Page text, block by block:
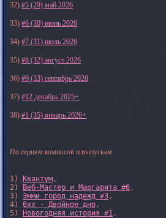
32) #5 (29) май 2026
33) #6 (30) июнь 2026
34) #7 (31) июль 2026
35) #8 (32) август 2026
36) #9 (33) сентябрь 2026
37) #12 декабрь 2025+
38) #1 (35) январь 2026+
По сериям комиксов и выпускам
1) Квантум,
2)
Веб-Мастер и Маргарита #6,
3) Эмми город надежд #3,
4) 6xx - Двойное дно,
5)
Новогодняя история #1,